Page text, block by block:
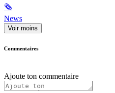
🗞
News
Voir moins
Commentaires
Ajoute ton commentaire